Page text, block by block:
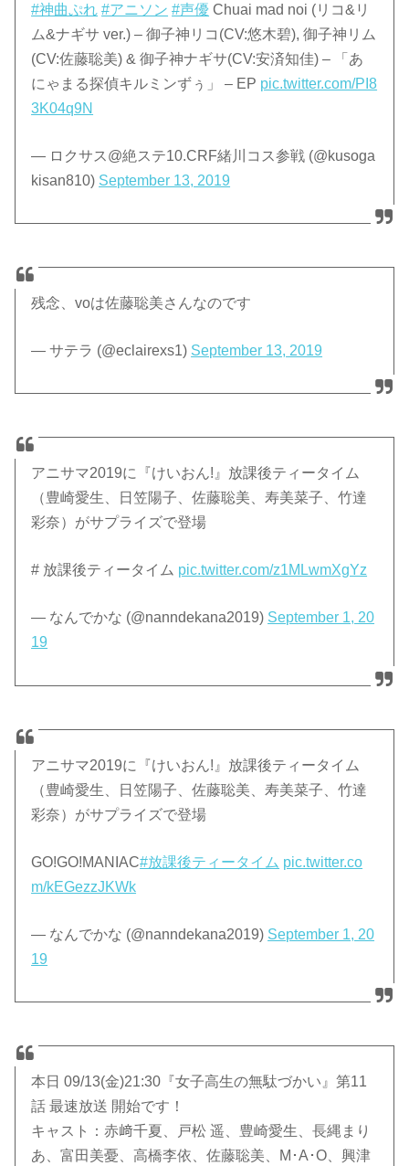
#神曲ぷれ #アニソン #声優 Chuai mad noi (リコ&リ
ム&ナギサ ver.) – 御子神リコ(CV:悠木碧), 御子神リム
(CV:佐藤聡美) & 御子神ナギサ(CV:安済知佳) – 「あ
にゃまる探偵キルミンずぅ」 – EP pic.twitter.com/PI8
3K04q9N
— ロクサス@絶ステ10.CRF緒川コス参戦 (@kusoga
kisan810) September 13, 2019
残念、voは佐藤聡美さんなのです
— サテラ (@eclairexs1) September 13, 2019
アニサマ2019に『けいおん!』放課後ティータイム
（豊崎愛生、日笠陽子、佐藤聡美、寿美菜子、竹達
彩奈）がサプライズで登場
# 放課後ティータイム pic.twitter.com/z1MLwmXgYz
— なんでかな (@nanndekana2019) September 1, 20
19
アニサマ2019に『けいおん!』放課後ティータイム
（豊崎愛生、日笠陽子、佐藤聡美、寿美菜子、竹達
彩奈）がサプライズで登場
GO!GO!MANIAC#放課後ティータイム pic.twitter.co
m/kEGezzJKWk
— なんでかな (@nanndekana2019) September 1, 20
19
本日 09/13(金)21:30『女子高生の無駄づかい』第11
話 最速放送 開始です！
キャスト：赤﨑千夏、戸松 遥、豊崎愛生、長縄まり
あ、富田美憂、高橋李依、佐藤聡美、M･A･O、興津